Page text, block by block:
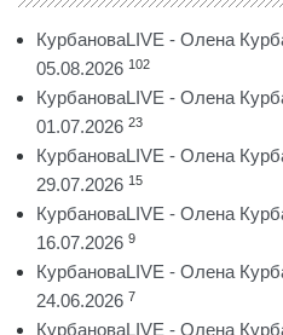
КурбановаLIVE - Олена
05.08.2026 102
КурбановаLIVE - Олена
01.07.2026 23
КурбановаLIVE - Олена
29.07.2026 15
КурбановаLIVE - Олена
16.07.2026 9
КурбановаLIVE - Олена
24.06.2026 7
КурбановаLIVE - Олена